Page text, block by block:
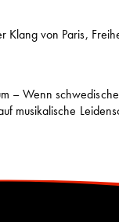
Klang von Paris,
– Wenn schwedische
musikalische